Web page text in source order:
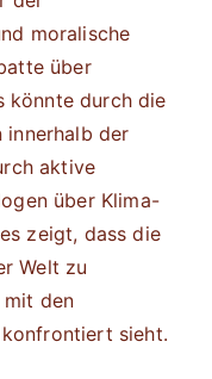
moralische
über
könnte durch die
innerhalb der
aktive
über Klima-
zeigt, dass die
Welt zu
mit den
sieht.